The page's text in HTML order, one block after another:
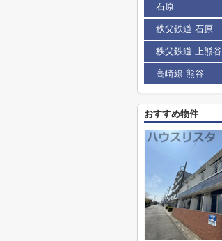
石原
秩父鉄道 石原
秩父鉄道 上熊谷
高崎線 熊谷
おすすめ物件